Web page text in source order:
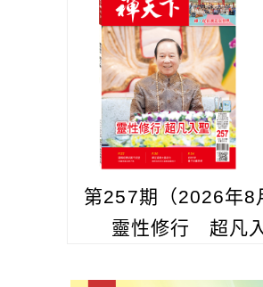
第257期（2026年8
靈性修行 超凡